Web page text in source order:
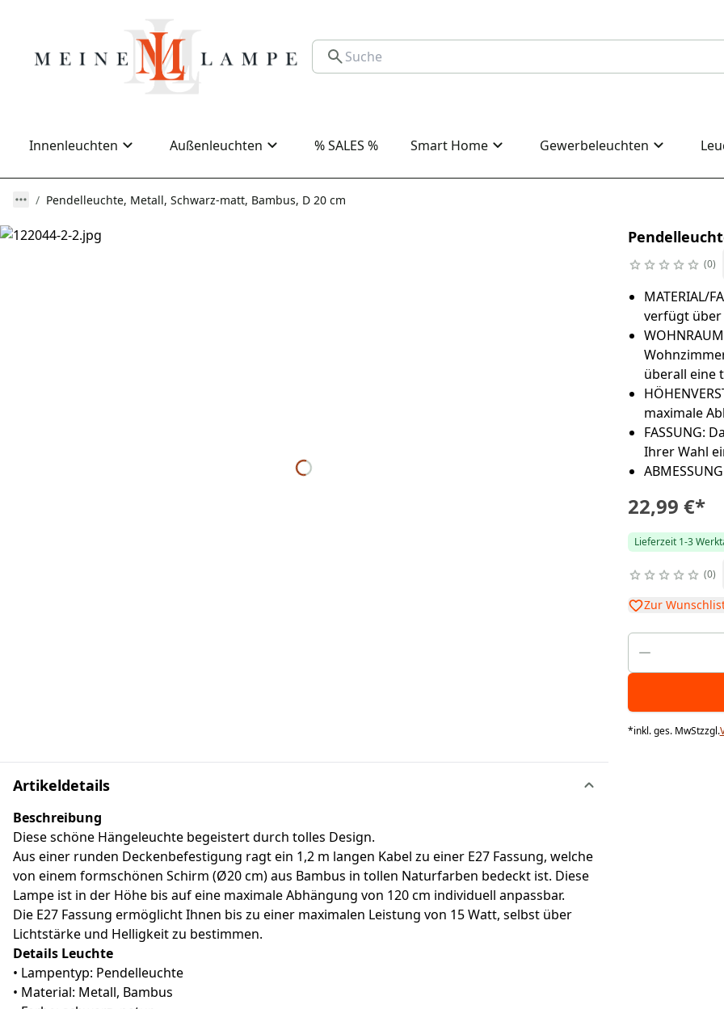
Innenleuchten Außenleuchten % SALES % Smart Home Gewerbeleuchten
Pendelleuchte, Metall, Schwarz-matt, Bambus, D 20 cm
0
MATERIAL/
verfügt über
überall eine
maximale
FASSUNG:
Ihrer Wahl
22,99 €*
Lieferzeit 1-3
0
Zur
*inkl. ges. MwStzzgl.
Artikeldetails
Beschreibung
Diese schöne Hängeleuchte begeistert durch tolles Design.
Aus einer runden Deckenbefestigung ragt ein 1,2 m langen Kabel zu einer E27 Fassung, welche
von einem formschönen Schirm (Ø20 cm) aus Bambus in tollen Naturfarben bedeckt ist. Diese
Lampe ist in der Höhe bis auf eine maximale Abhängung von 120 cm individuell anpassbar.
Die E27 Fassung ermöglicht Ihnen bis zu einer maximalen Leistung von 15 Watt, selbst über
Lichtstärke und Helligkeit zu bestimmen.
Details Leuchte
• Lampentyp: Pendelleuchte
• Material: Metall, Bambus